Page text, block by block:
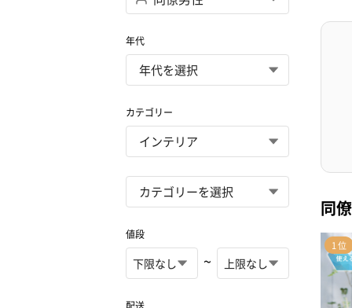
年代
カテゴリー
値段
~
配送
同